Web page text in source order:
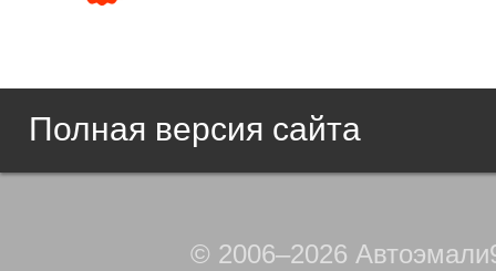
Полная версия сайта
© 2006–2026